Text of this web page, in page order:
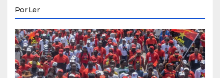
Por Ler